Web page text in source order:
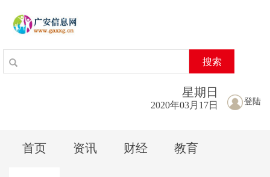
搜索
登陆
星期 日
2020年03月17日
首页 资讯 财经 教育